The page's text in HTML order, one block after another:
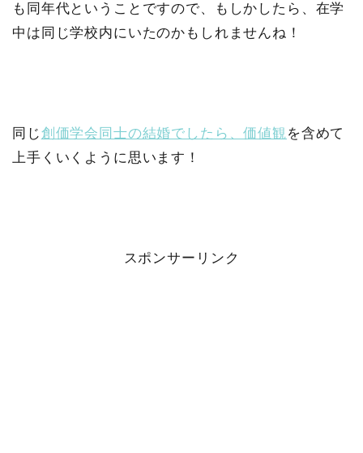
も同年代ということですので、もしかしたら、在学
中は同じ学校内にいたのかもしれませんね！
同じ創価学会同士の結婚でしたら、価値観を含めて
上手くいくように思います！
スポンサーリンク